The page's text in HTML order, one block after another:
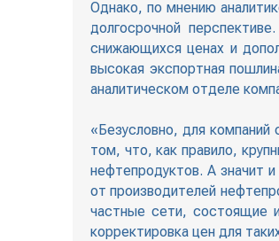
Однако, по мнению
долгосрочной
снижающихся ценах и
высокая экспортная
аналитическом отделе
«Безусловно, для
том, что, как правило,
нефтепродуктов. А значит
от производителей
частные сети, состоящие
корректировка цен для